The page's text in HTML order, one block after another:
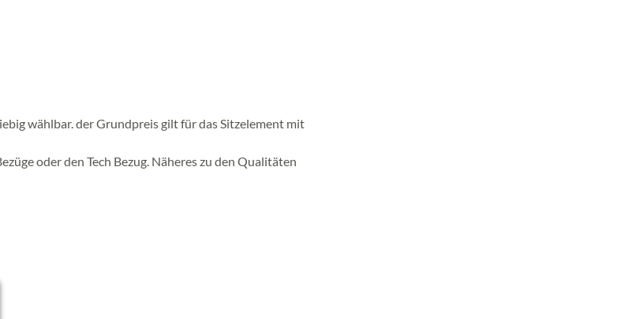
wählbar. der Grundpreis gilt für das Sitzelement mit
oder den Tech Bezug. Näheres zu den Qualitäten